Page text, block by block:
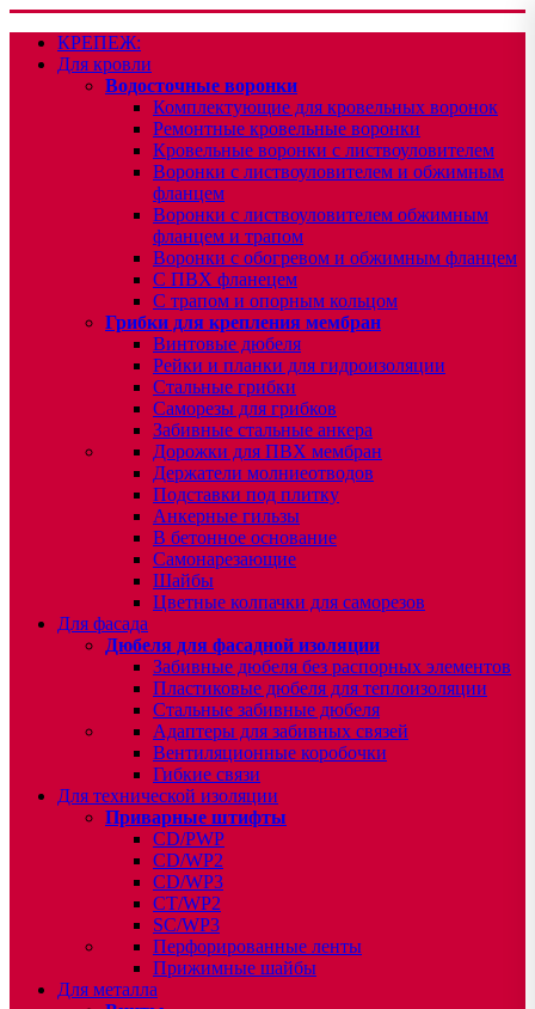
КРЕПЕЖ:
Для кровли
Водосточные воронки
Комплектующие для кровельных воронок
Ремонтные кровельные воронки
Кровельные воронки с листвоуловителем
Воронки с листвоуловителем и обжимным
фланцем
Воронки с листвоуловителем обжимным
фланцем и трапом
Воронки с обогревом и обжимным фланцем
С ПВХ фланецем
С трапом и опорным кольцом
Грибки для крепления мембран
Винтовые дюбеля
Рейки и планки для гидроизоляции
Стальные грибки
Саморезы для грибков
Забивные стальные анкера
Дорожки для ПВХ мембран
Держатели молниеотводов
Подставки под плитку
Анкерные гильзы
В бетонное основание
Самонарезающие
Шайбы
Цветные колпачки для саморезов
Для фасада
Дюбеля для фасадной изоляции
Забивные дюбеля без распорных элементов
Пластиковые дюбеля для теплоизоляции
Стальные забивные дюбеля
Адаптеры для забивных связей
Вентиляционные коробочки
Гибкие связи
Для технической изоляции
Приварные штифты
CD/PWP
CD/WP2
CD/WP3
CT/WP2
SC/WP3
Перфорированные ленты
Прижимные шайбы
Для металла